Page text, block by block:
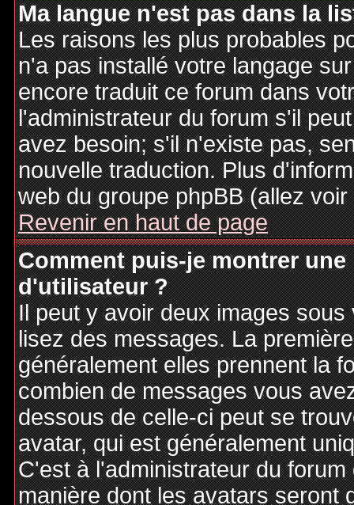
Ma langue n'est pas dans la
Les raisons les plus probables
n'a pas installé votre langage
encore traduit ce forum dans
l'administrateur du forum s'il
avez besoin; s'il n'existe pas,
nouvelle traduction. Plus
web du groupe phpBB (allez
Revenir en haut de page
Comment puis-je montrer
d'utilisateur ?
Il peut y avoir deux images
lisez des messages. La
généralement elles prennent la
combien de messages vous
dessous de celle-ci peut se
avatar, qui est généralement
C'est à l'administrateur du
manière dont les avatars seront